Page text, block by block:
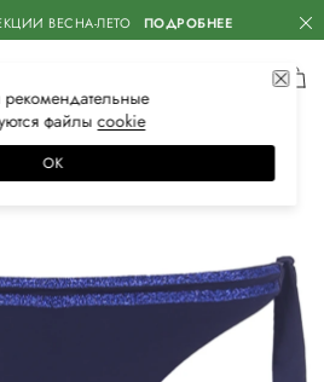
ВЕСНА-ЛЕТО ПОДРОБНЕЕ
Пляжная одежда
рекомендательные
файлысооkiе
ОК